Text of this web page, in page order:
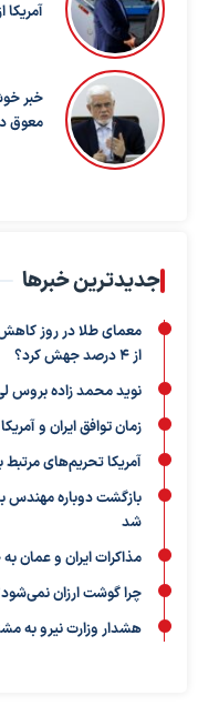
خبر
معوق
جدیدترین خبرها
معمای طلا در روز
از ۴ درصد جهش کرد؟
نوید محمد زاده بروس
زمان توافق ایران و
آمریکا تحریم‌های مرتبط
بازگشت دوباره
شد
مذاکرات ایران و عمان
چرا گوشت ارزان
هشدار وزارت نیرو به